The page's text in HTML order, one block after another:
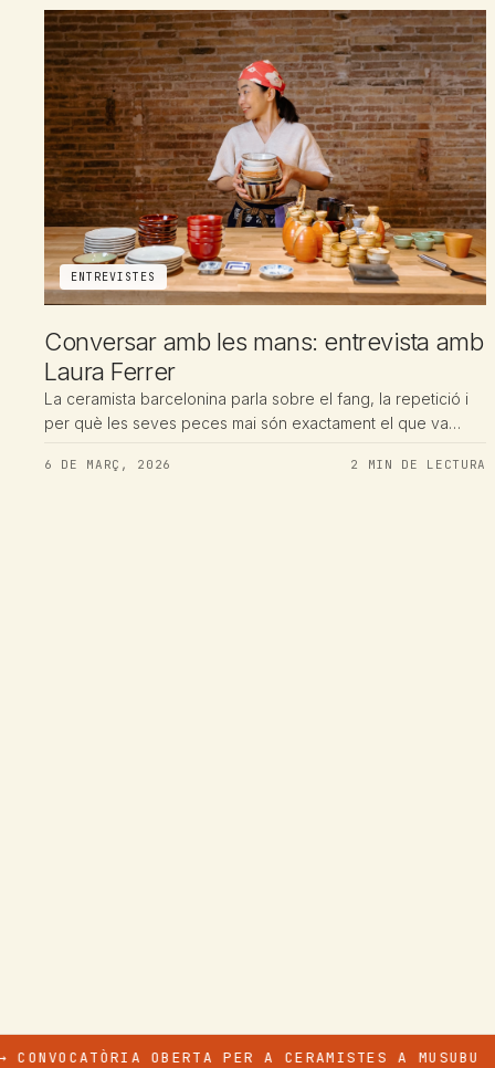
ENTREVISTES
Conversar amb les mans: entrevista amb
Laura Ferrer
La ceramista barcelonina parla sobre el fang, la repetició i
per què les seves peces mai són exactament el que va
6 DE MARÇ, 2026 2 MIN DE LECTURA
OBERTA PER A CERAMISTES A MUSUBU ·